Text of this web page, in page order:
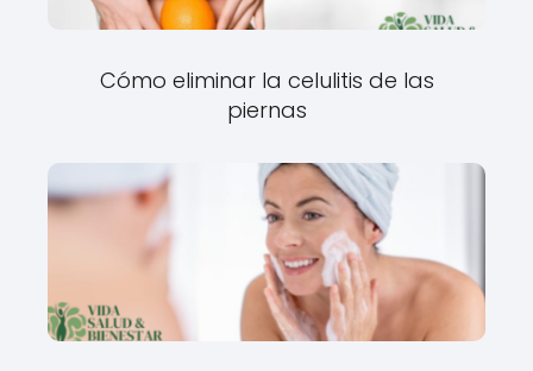
Cómo eliminar la celulitis de las
piernas